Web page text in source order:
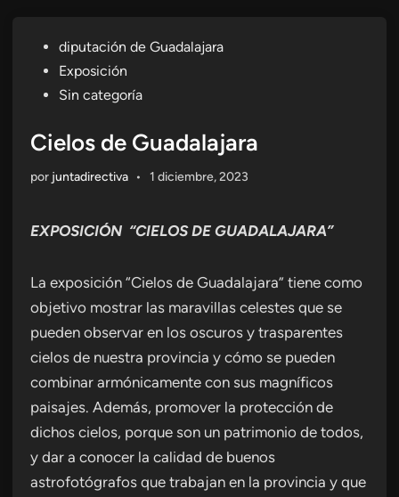
Publicado
en
diputación de Guadalajara
Exposición
Sin categoría
Cielos de Guadalajara
por juntadirectiva • 1 diciembre, 2023
EXPOSICIÓN “CIELOS DE GUADALAJARA”
La exposición “Cielos de Guadalajara” tiene como
objetivo mostrar las maravillas celestes que se
pueden observar en los oscuros y trasparentes
cielos de nuestra provincia y cómo se pueden
combinar armónicamente con sus magníficos
paisajes. Además, promover la protección de
dichos cielos, porque son un patrimonio de todos,
y dar a conocer la calidad de buenos
astrofotógrafos que trabajan en la provincia y que